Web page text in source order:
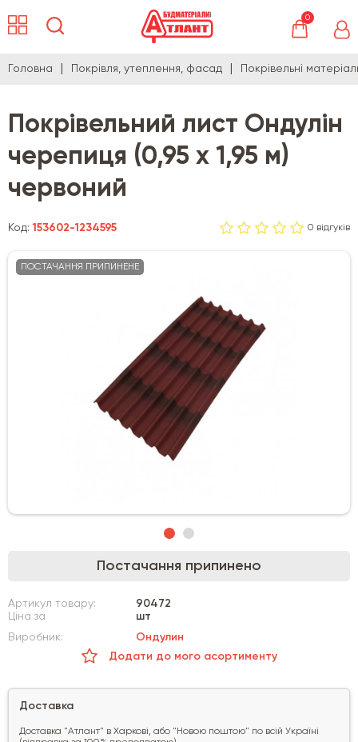
0
Головна Покрівля, утеплення, фасад Покрівельні
Покрівельний лист Ондулін
черепиця (0,95 х 1,95 м)
червоний
Код:153602-1234595 0 відгуків
ПОСТАЧАННЯ ПРИПИНЕНЕ
Постачання припинено
Артикул товару:
90472
Ціна за
шт
Виробник:
Ондулин
Додати до мого асортименту
Доставка
Доставка "Атлант" в Харкові, або "Новою поштою" по всій Україні